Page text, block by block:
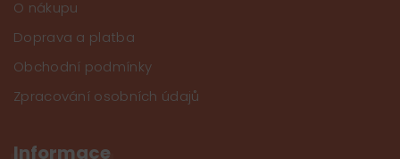
O nákupu
Doprava a platba
Obchodní podmínky
Zpracování osobních údajů
Informace